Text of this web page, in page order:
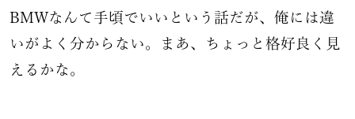
BMWなんて手頃でいいという話だが、俺には違
いがよく分からない。まあ、ちょっと格好良く見
えるかな。